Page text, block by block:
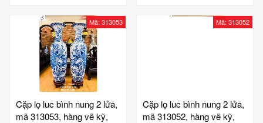
đế = 1,55m, lọ lộc bình
phong thủy hút tài lộc, gốm
bát tràng tinh vân
đế = 1,75m, lọ lộc bình
phong thủy hút tài lộc, gốm
Mã: 313053
Cặp lọ luc bình nung 2 lửa,
mã 313053, hàng vẽ kỹ,
Mã: 313052
Cặp lọ luc bình nung 2 lửa,
mã 313052, hàng vẽ kỹ,